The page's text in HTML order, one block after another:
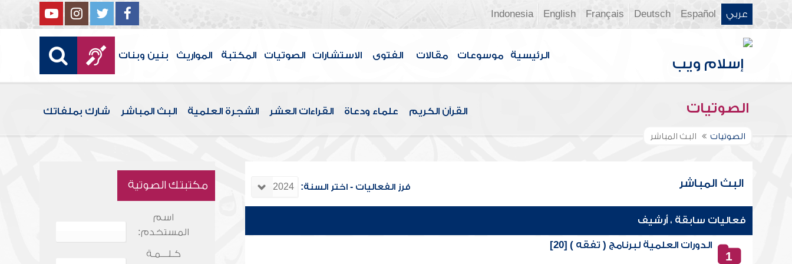
عربي Español
Deutsch
Français
English
Indonesia
الرئيسية موسوعات مقالات الفتوى الاستشارات الصوتيات المكتبة المواريث بنين وبنات
الصوتيات القرآن الكريم علماء ودعاة القراءات العشر الشجرة العلمية البث المباشر شارك بملفاتك
الصوتيات البث المباشر
البث المباشر فرز الفعاليات - اختر السنة:
فعاليات سابقة ، أرشيف
1
الدورات العلمية لبرنامج ( تفقه ) [20]
مكتبتك الصوتية
اسم
المستخدم:
كـلـــمـة